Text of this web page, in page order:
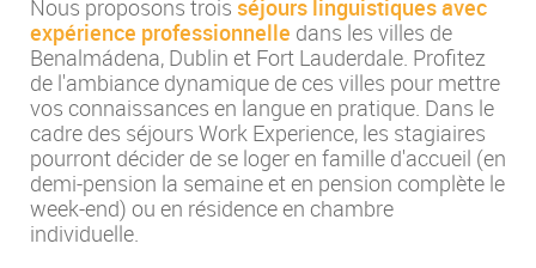
Nous proposons trois séjours linguistiques avec
expérience professionnelle dans les villes de
Benalmádena, Dublin et Fort Lauderdale. Profitez
de l'ambiance dynamique de ces villes pour mettre
vos connaissances en langue en pratique. Dans le
cadre des séjours Work Experience, les stagiaires
pourront décider de se loger en famille d'accueil (en
demi-pension la semaine et en pension complète le
week-end) ou en résidence en chambre
individuelle.